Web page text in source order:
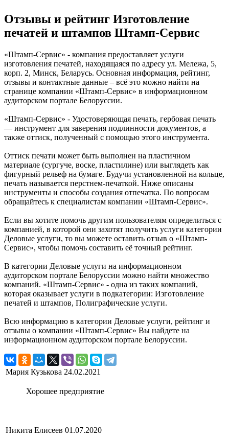
Отзывы и рейтинг Изготовление
печатей и штампов Штамп-Сервис
«Штамп-Сервис» - компания предоставляет услуги
изготовления печатей, находящаяся по адресу ул. Мележа, 5,
корп. 2, Минск, Беларусь. Основная информация, рейтинг,
отзывы и контактные данные – всё это можно найти на
странице компании «Штамп-Сервис» в информационном
аудиторском портале Белоруссии.
«Штамп-Сервис» - Удостоверяющая печать, гербовая печать
— инструмент для заверения подлинности документов, а
также оттиск, полученный с помощью этого инструмента.
Оттиск печати может быть выполнен на пластичном
материале (сургуче, воске, пластилине) или выглядеть как
фигурный рельеф на бумаге. Будучи установленной на кольце,
печать называется перстнем-печаткой. Ниже описаны
инструменты и способы создания отпечатка. По вопросам
обращайтесь к специалистам компании «Штамп-Сервис».
Если вы хотите помочь другим пользователям определиться с
компанией, в которой они захотят получить услуги категории
Деловые услуги, то вы можете оставить отзыв о «Штамп-
Сервис», чтобы помочь составить её точный рейтинг.
В категории Деловые услуги на информационном
аудиторском портале Белоруссии можно найти множество
компаний. «Штамп-Сервис» - одна из таких компаний,
которая оказывает услуги в подкатегории: Изготовление
печатей и штампов, Полиграфические услуги.
Всю информацию в категории Деловые услуги, рейтинг и
отзывы о компании «Штамп-Сервис» Вы найдете на
информационном аудиторском портале Белоруссии.
Мария Кузькова 24.02.2021
Хорошее предприятие
Никита Елисеев 01.07.2020